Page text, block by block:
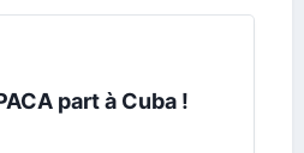
part à Cuba !